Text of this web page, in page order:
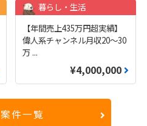
暮らし・生活
【年間売上435万円超実績】
偉人系チャンネル月収20～30
万 ...
¥4,000,000
案件一覧